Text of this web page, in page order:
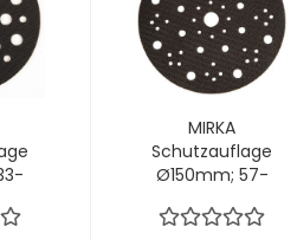
MIRKA
Schutzauflage
Ø150mm; 57-
Stck/Pck